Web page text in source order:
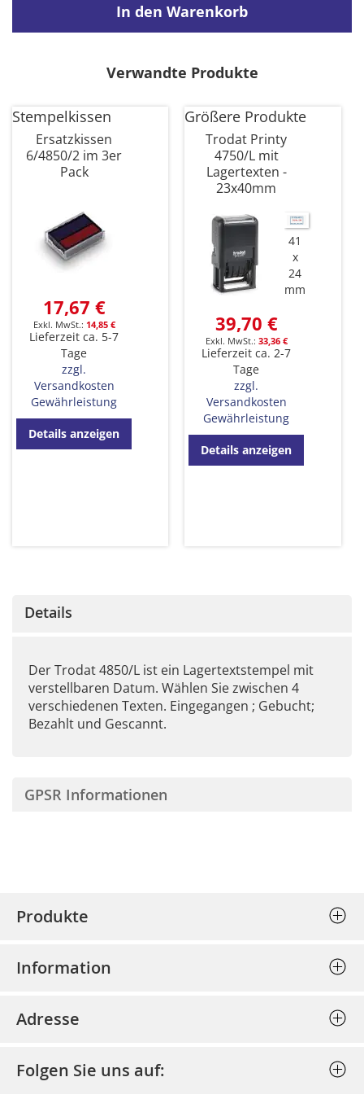
In den Warenkorb
Verwandte Produkte
Stempelkissen
Ersatzkissen
6/4850/2 im 3er
Pack
17,67 €
14,85 €
Lieferzeit ca. 5-7
Tage
zzgl.
Versandkosten
Gewährleistung
Details anzeigen
Größere Produkte
Trodat Printy
4750/L mit
Lagertexten -
23x40mm
41
x
24
mm
39,70 €
33,36 €
Lieferzeit ca. 2-7
Tage
zzgl.
Versandkosten
Gewährleistung
Details anzeigen
Details
Der Trodat 4850/L ist ein Lagertextstempel mit
verstellbaren Datum. Wählen Sie zwischen 4
verschiedenen Texten. Eingegangen ; Gebucht;
Bezahlt und Gescannt.
GPSR Informationen
Produkte
Textplatten einzeln
Prägepressen
Discount
Information
Datenschutz
Bestellung stornieren
Adresse
Schildertechnik GmbH
Folgen Sie uns auf: